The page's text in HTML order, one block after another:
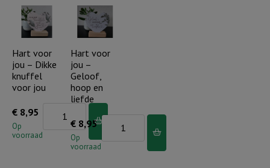
Je
bent
een
parel
jou
(zonder
inhoud)
Hart voor
jou – Dikke
knuffel
voor jou
€ 8,95
Op
voorraad
Hart voor
jou –
Geloof,
hoop en
liefde
€ 8,95
Op
voorraad
Hart
voor